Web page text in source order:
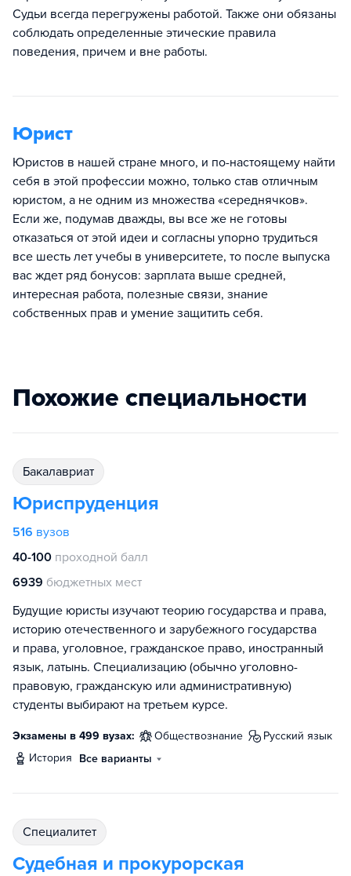
Судьи всегда перегружены работой. Также они обязаны
соблюдать определенные этические правила
поведения, причем и вне работы.
Юрист
Юристов в нашей стране много, и по-настоящему найти
себя в этой профессии можно, только став отличным
юристом, а не одним из множества «середнячков».
Если же, подумав дважды, вы все же не готовы
отказаться от этой идеи и согласны упорно трудиться
все шесть лет учебы в университете, то после выпуска
вас ждет ряд бонусов: зарплата выше средней,
интересная работа, полезные связи, знание
собственных прав и умение защитить себя.
Похожие специальности
бакалавриат
Юриспруденция
516 вузов
40-100 проходной балл
6939 бюджетных мест
Будущие юристы изучают теорию государства и права,
историю отечественного и зарубежного государства
и права, уголовное, гражданское право, иностранный
язык, латынь. Специализацию (обычно уголовно-
правовую, гражданскую или административную)
студенты выбирают на третьем курсе.
Экзамены в 499 вузах: обществознание
русский язык
история
Все варианты
специалитет
Судебная и прокурорская